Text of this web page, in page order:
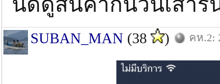
SUBAN_MAN (38 ) คห.2: